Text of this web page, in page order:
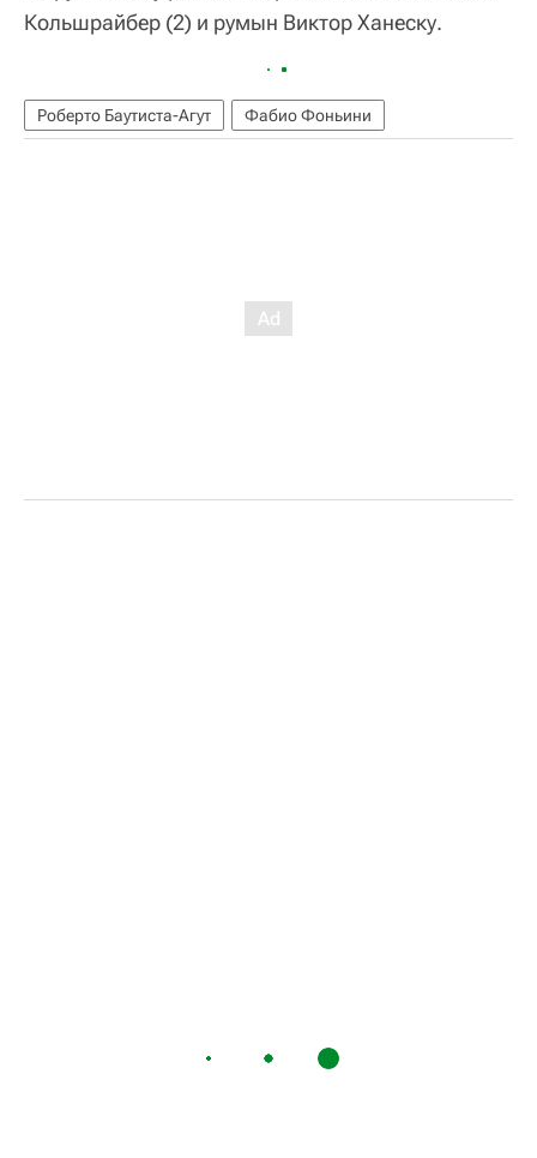
Кольшрайбер (2) и румын Виктор Ханеску.
Роберто Баутиста-Агут Фабио Фоньини